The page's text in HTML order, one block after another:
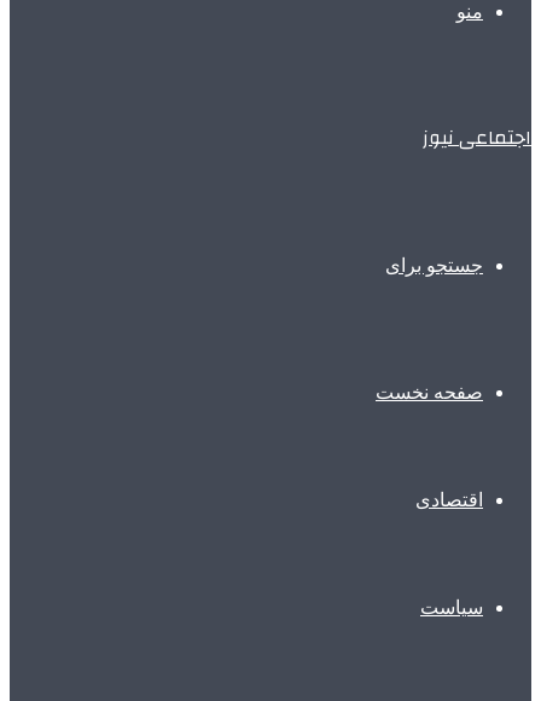
منو
اجتماعی نیوز
جستجو برای
صفحه نخست
اقتصادی
سیاست